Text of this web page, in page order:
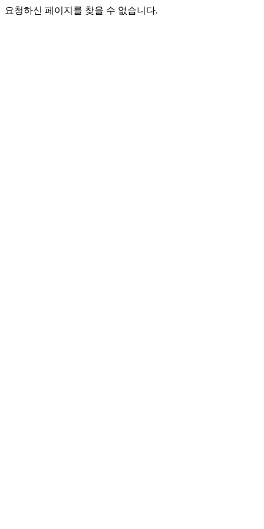
요청하신 페이지를 찾을 수 없습니다.